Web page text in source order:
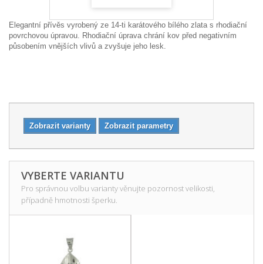
Elegantní přívěs vyrobený ze 14-ti karátového bílého zlata s rhodiační
povrchovou úpravou. Rhodiační úprava chrání kov před negativním
působením vnějších vlivů a zvyšuje jeho lesk.
Zobrazit varianty Zobrazit parametry
VYBERTE VARIANTU
Pro správnou volbu varianty věnujte pozornost velikosti,
případně hmotnosti šperku.